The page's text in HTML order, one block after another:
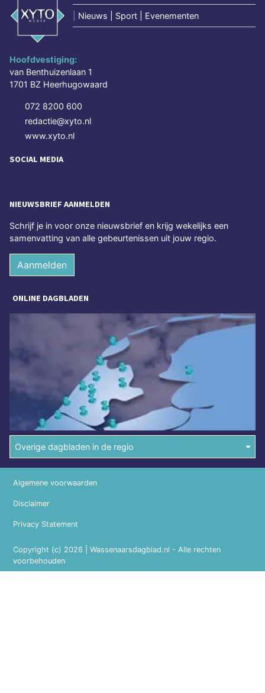
Nieuws | Sport | Evenementen
Hoofdvestiging:
van Benthuizenlaan 1
1701 BZ Heerhugowaard
072 8200 600
redactie@xyto.nl
www.xyto.nl
SOCIAL MEDIA
NIEUWSBRIEF AANMELDEN
Schrijf je in voor onze nieuwsbrief en krijg wekelijks een
samenvatting van alle gebeurtenissen uit jouw regio.
Aanmelden
ONLINE DAGBLADEN
Overige dagbladen in de regio
Copyright (c) 2026 | Wassenaarsdagblad.nl - Alle rechten
voorbehouden
Algemene voorwaarden
Disclaimer
Privacy Statement